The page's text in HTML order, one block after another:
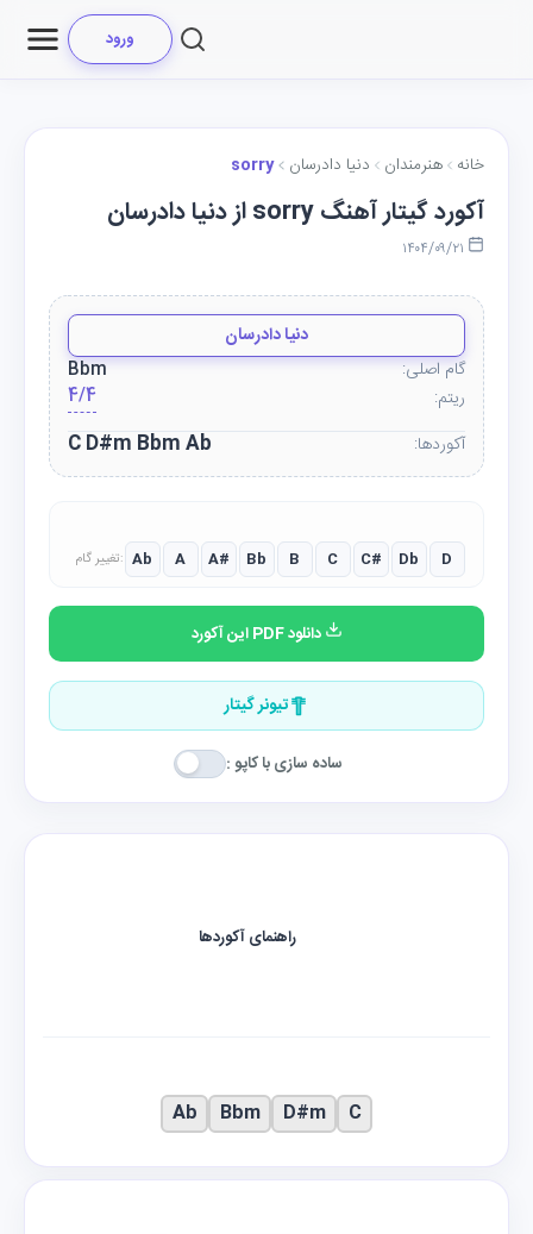
ورود
خانه هنرمندان دنیا دادرسان sorry
آکورد گیتار آهنگ sorry از دنیا دادرسان
دنیا دادرسان
گام اصلی:
Bbm
ریتم:
4/4
آکوردها:
C D#m Bbm Ab
تغییر گام: Ab A A# Bb B C C# Db D
دانلود PDF این آکورد
تیونر گیتار
ساده سازی با کاپو :
راهنمای آکوردها
C
D#m
Bbm
Ab